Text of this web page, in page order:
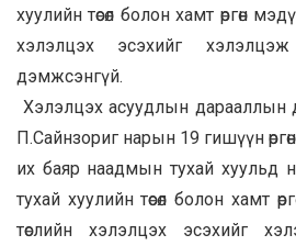
хуулийн төсөл болон хамт өргөн
хэлэлцэх эсэхийг
дэмжсэнгүй.
Хэлэлцэх асуудлын
П.Сайнзориг нарын 19 гишүүн
их баяр наадмын тухай хуульд
тухай хуулийн төсөл болон хамт
төслийн хэлэлцэх эсэхийг